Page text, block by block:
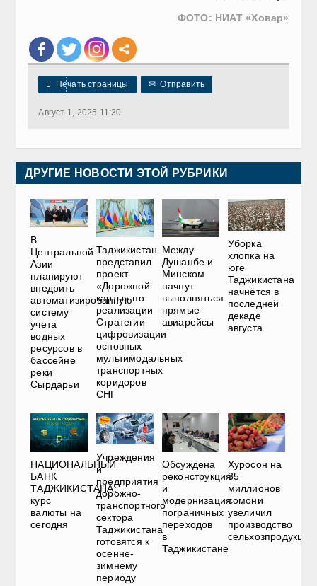
ФОТО: НИАТ «Ховар»
 Печать страницы ✉ Отправить
Август 1, 2025 11:30
ДРУГИЕ НОВОСТИ ЭТОЙ РУБРИКИ
В
Центральной
Азии
планируют
внедрить
автоматизированную
систему
учета
водных
ресурсов в
бассейне
реки
Сырдарьи
Таджикистан
представил
проект
«Дорожной
карты» по
реализации
Стратегии
цифровизации
основных
мультимодальных
транспортных
коридоров
СНГ
Между
Душанбе и
Минском
начнут
выполняться
прямые
авиарейсы
Уборка
хлопка на
юге
Таджикистана
начнётся в
последней
декаде
августа
НАЦИОНАЛЬНЫЙ
БАНК
ТАДЖИКИСТАНА:
курс
валюты на
сегодня
Учреждения
и
предприятия
дорожно-
транспортного
сектора
Таджикистана
готовятся к
осенне-
зимнему
периоду
Обсуждена
реконструкция
и
модернизация
пограничных
переходов
в
Таджикистане
Хуросон на
35
миллионов
сомони
увеличил
производство
сельхозпродукции